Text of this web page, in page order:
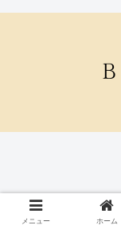
メニュー ホーム